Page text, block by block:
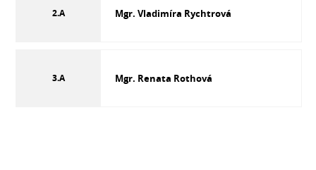
2.A Mgr. Vladimíra Rychtrová
3.A Mgr. Renata Rothová